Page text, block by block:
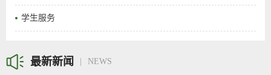
学生服务
最新新闻 NEWS